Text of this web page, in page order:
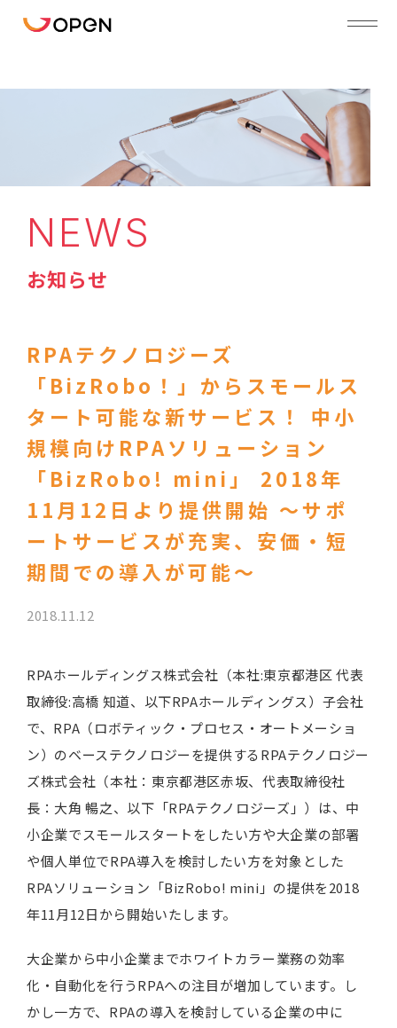
NEWS
お知らせ
RPAテクノロジーズ
「BizRobo！」からスモールス
タート可能な新サービス！ 中小
規模向けRPAソリューション
「BizRobo! mini」 2018年
11月12日より提供開始 ～サポ
ートサービスが充実、安価・短
期間での導入が可能～
2018.11.12
RPAホールディングス株式会社（本社:東京都港区 代表
取締役:高橋 知道、以下RPAホールディングス）子会社
で、RPA（ロボティック・プロセス・オートメーショ
ン）のベーステクノロジーを提供するRPAテクノロジー
ズ株式会社（本社：東京都港区赤坂、代表取締役社
長：大角 暢之、以下「RPAテクノロジーズ」）は、中
小企業でスモールスタートをしたい方や大企業の部署
や個人単位でRPA導入を検討したい方を対象とした
RPAソリューション「BizRobo! mini」の提供を2018
年11月12日から開始いたします。
大企業から中小企業までホワイトカラー業務の効率
化・自動化を行うRPAへの注目が増加しています。し
かし一方で、RPAの導入を検討している企業の中に